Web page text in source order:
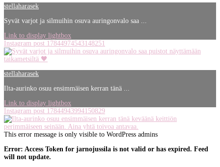
stellaharasek
Syvät varjot ja silmuihin osuva auringonvalo saa ...
Link to display lightbox
Instagram post 17844974543148251
stellaharasek
Ilta-aurinko osuu ensimmäisen kerran tänä ...
Link to display lightbox
Instagram post 17844943994150829
This error message is only visible to WordPress admins
Error: Access Token for jarnojussila is not valid or has expired. Feed
will not update.